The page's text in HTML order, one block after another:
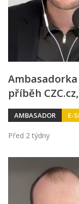
příběh
AMBASADOR E-
Před 2 týdny